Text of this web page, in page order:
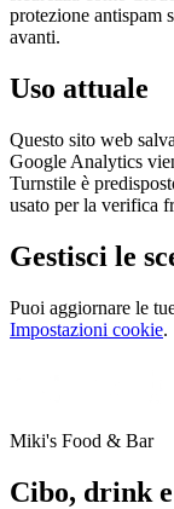
protezione antispam
avanti.
Uso attuale
Questo sito web
Google Analytics
Turnstile è
usato per la verifica
Gestisci le
Puoi aggiornare le
Impostazioni cookie.
Miki's Food & Bar
Cibo, drink